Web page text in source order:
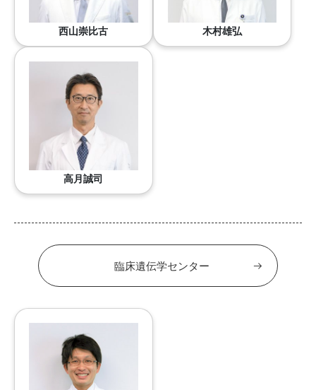
西山崇比古 木村雄弘
高月誠司
臨床遺伝学センター